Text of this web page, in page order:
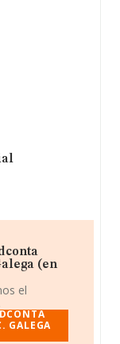
(en
el
GALEGA